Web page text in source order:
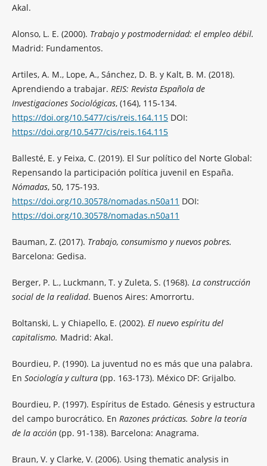
Akal.
Alonso, L. E. (2000). Trabajo y postmodernidad: el empleo débil.
Madrid: Fundamentos.
Artiles, A. M., Lope, A., Sánchez, D. B. y Kalt, B. M. (2018).
Aprendiendo a trabajar. REIS: Revista Española de
Investigaciones Sociológicas, (164), 115-134.
https://doi.org/10.5477/cis/reis.164.115DOI:
https://doi.org/10.5477/cis/reis.164.115
Ballesté, E. y Feixa, C. (2019). El Sur político del Norte Global:
Repensando la participación política juvenil en España.
Nómadas, 50, 175-193.
https://doi.org/10.30578/nomadas.n50a11 DOI:
https://doi.org/10.30578/nomadas.n50a11
Bauman, Z. (2017). Trabajo, consumismo y nuevos pobres.
Barcelona: Gedisa.
Berger, P. L., Luckmann, T. y Zuleta, S. (1968). La construcción
social de la realidad. Buenos Aires: Amorrortu.
Boltanski, L. y Chiapello, E. (2002). El nuevo espíritu del
capitalismo. Madrid: Akal.
Bourdieu, P. (1990). La juventud no es más que una palabra.
En Sociología y cultura(pp. 163-173). México DF: Grijalbo.
Bourdieu, P. (1997). Espíritus de Estado. Génesis y estructura
del campo burocrático. En Razones prácticas. Sobre la teoría
de la acción (pp. 91-138). Barcelona: Anagrama.
Braun, V. y Clarke, V. (2006). Using thematic analysis in